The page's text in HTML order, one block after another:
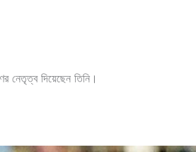
নেতৃত্ব দিয়েছেন তিনি।